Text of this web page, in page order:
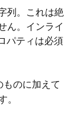
列。これは絶
ん。インライ
パティは必須
のに加えて
。